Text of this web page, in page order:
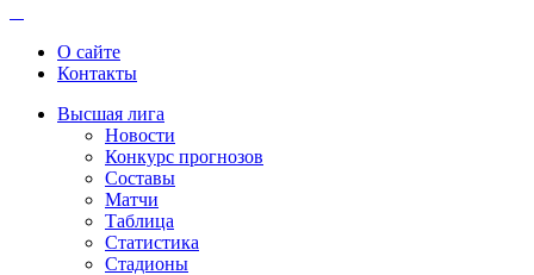
О сайте
Контакты
Высшая лига
Новости
Конкурс прогнозов
Составы
Матчи
Таблица
Статистика
Стадионы